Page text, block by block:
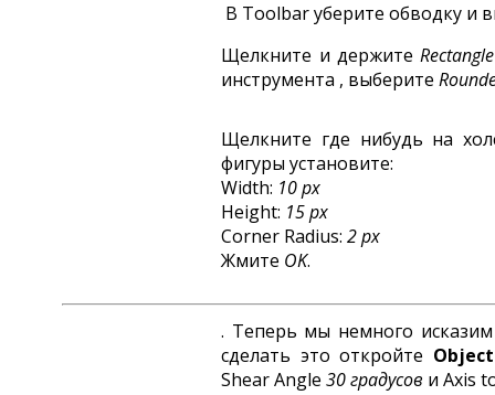
В Toolbar уберите обводку и
Щелкните и держите
инструмента , выберите
Щелкните где нибудь на
фигуры установите:
Width: 10 px
Height: 15 px
Corner Radius: 2 px
Жмите OK.
. Теперь мы немного
сделать это откройте
Shear Angle 30 градусов и Axis